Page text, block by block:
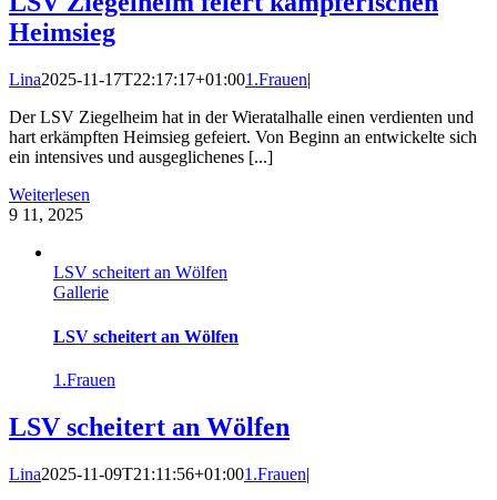
Heimsieg
Lina2025-11-17T22:17:17+01:001.Frauen|
Der LSV Ziegelheim hat in der Wieratalhalle einen verdienten und
hart erkämpften Heimsieg gefeiert. Von Beginn an entwickelte sich
ein intensives und ausgeglichenes [...]
Weiterlesen
9 11, 2025
LSV scheitert an Wölfen
Gallerie
LSV scheitert an Wölfen
1.Frauen
LSV scheitert an Wölfen
Lina2025-11-09T21:11:56+01:001.Frauen|